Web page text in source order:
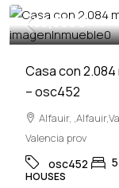
458,000€
Casa con
– osc452
Alfauir,
Valencia prov
osc452 5
HOUSES